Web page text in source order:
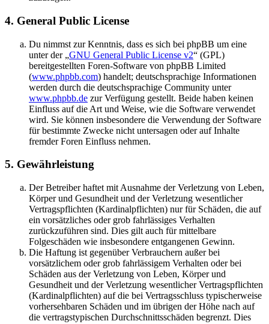
4. General Public License
Du nimmst zur Kenntnis, dass es sich bei phpBB um eine
unter der „GNU General Public License v2“ (GPL)
bereitgestellten Foren-Software von phpBB Limited
(www.phpbb.com) handelt; deutschsprachige Informationen
werden durch die deutschsprachige Community unter
www.phpbb.de zur Verfügung gestellt. Beide haben keinen
Einfluss auf die Art und Weise, wie die Software verwendet
wird. Sie können insbesondere die Verwendung der Software
für bestimmte Zwecke nicht untersagen oder auf Inhalte
fremder Foren Einfluss nehmen.
5. Gewährleistung
Der Betreiber haftet mit Ausnahme der Verletzung von Leben,
Körper und Gesundheit und der Verletzung wesentlicher
Vertragspflichten (Kardinalpflichten) nur für Schäden, die auf
ein vorsätzliches oder grob fahrlässiges Verhalten
zurückzuführen sind. Dies gilt auch für mittelbare
Folgeschäden wie insbesondere entgangenen Gewinn.
Die Haftung ist gegenüber Verbrauchern außer bei
vorsätzlichem oder grob fahrlässigem Verhalten oder bei
Schäden aus der Verletzung von Leben, Körper und
Gesundheit und der Verletzung wesentlicher Vertragspflichten
(Kardinalpflichten) auf die bei Vertragsschluss typischerweise
vorhersehbaren Schäden und im übrigen der Höhe nach auf
die vertragstypischen Durchschnittsschäden begrenzt. Dies